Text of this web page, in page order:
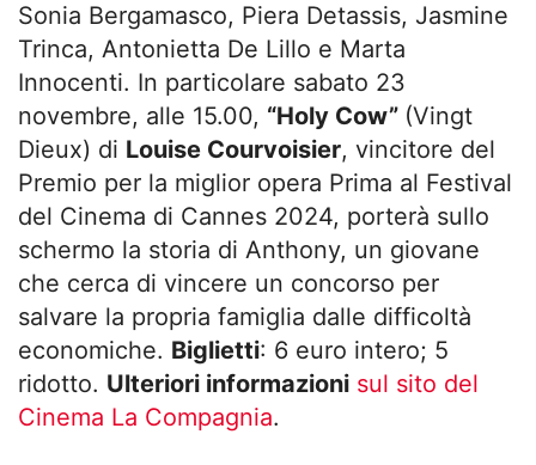
Sonia Bergamasco, Piera Detassis, Jasmine
Trinca, Antonietta De Lillo e Marta
Innocenti. In particolare sabato 23
novembre, alle 15.00, “Holy Cow” (Vingt
Dieux) di Louise Courvoisier, vincitore del
Premio per la miglior opera Prima al Festival
del Cinema di Cannes 2024, porterà sullo
schermo la storia di Anthony, un giovane
che cerca di vincere un concorso per
salvare la propria famiglia dalle difficoltà
economiche. Biglietti: 6 euro intero; 5
ridotto. Ulteriori informazioni sul sito del
Cinema La Compagnia.